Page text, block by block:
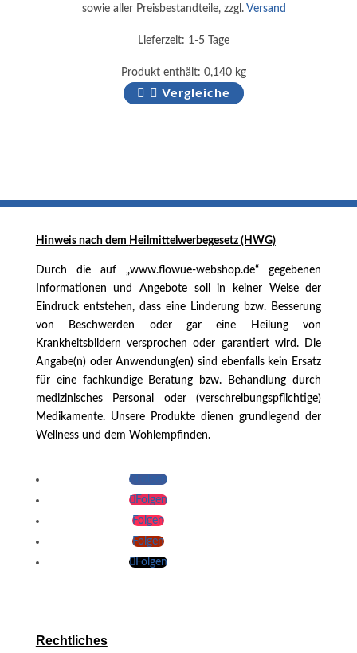
sowie aller Preisbestandteile, zzgl. Versand
Lieferzeit: 1-5 Tage
Produkt enthält: 0,140 kg
Vergleiche
Hinweis nach dem Heilmittelwerbegesetz (HWG)
Durch die auf „www.flowue-webshop.de“ gegebenen
Informationen und Angebote soll in keiner Weise der
Eindruck entstehen, dass eine Linderung bzw. Besserung
von Beschwerden oder gar eine Heilung von
Krankheitsbildern versprochen oder garantiert wird. Die
Angabe(n) oder Anwendung(en) sind ebenfalls kein Ersatz
für eine fachkundige Beratung bzw. Behandlung durch
medizinisches Personal oder (verschreibungspflichtige)
Medikamente. Unsere Produkte dienen grundlegend der
Wellness und dem Wohlempfinden.
Folgen
Folgen
Folgen
Folgen
Folgen
Rechtliches